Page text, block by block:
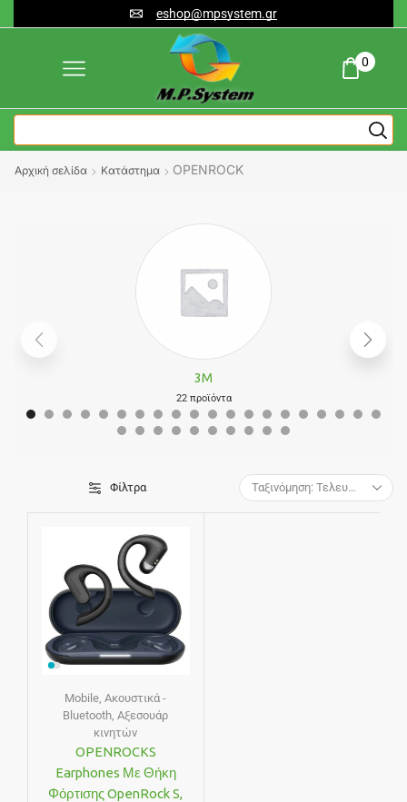
eshop@mpsystem.gr
0
Αρχική σελίδα Κατάστημα OPENROCK
3M
22 προϊόντα
Φίλτρα
Mobile ,Ακουστικά -
Bluetooth ,Αξεσουάρ
κινητών
OPENROCKS
Earphones Με Θήκη
Φόρτισης OpenRock S,